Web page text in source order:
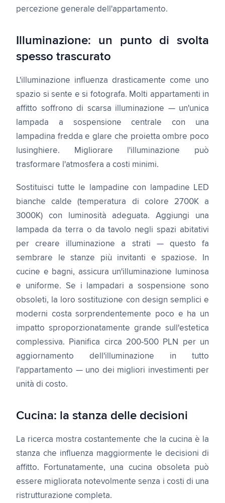
percezione generale dell'appartamento.
Illuminazione: un punto di svolta
spesso trascurato
L'illuminazione influenza drasticamente come uno
spazio si sente e si fotografa. Molti appartamenti in
affitto soffrono di scarsa illuminazione — un'unica
lampada a sospensione centrale con una
lampadina fredda e glare che proietta ombre poco
lusinghiere. Migliorare l'illuminazione può
trasformare l'atmosfera a costi minimi.
Sostituisci tutte le lampadine con lampadine LED
bianche calde (temperatura di colore 2700K a
3000K) con luminosità adeguata. Aggiungi una
lampada da terra o da tavolo negli spazi abitativi
per creare illuminazione a strati — questo fa
sembrare le stanze più invitanti e spaziose. In
cucine e bagni, assicura un'illuminazione luminosa
e uniforme. Se i lampadari a sospensione sono
obsoleti, la loro sostituzione con design semplici e
moderni costa sorprendentemente poco e ha un
impatto sproporzionatamente grande sull'estetica
complessiva. Pianifica circa 200-500 PLN per un
aggiornamento dell'illuminazione in tutto
l'appartamento — uno dei migliori investimenti per
unità di costo.
Cucina: la stanza delle decisioni
La ricerca mostra costantemente che la cucina è la
stanza che influenza maggiormente le decisioni di
affitto. Fortunatamente, una cucina obsoleta può
essere migliorata notevolmente senza i costi di una
ristrutturazione completa.